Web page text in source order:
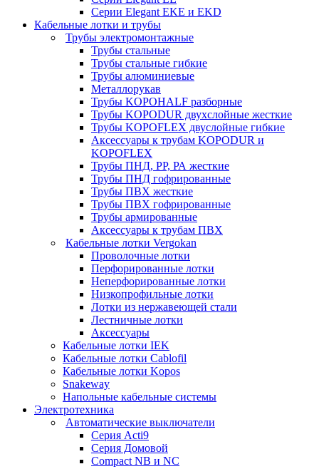
Серии Elegant EKE и EKD
Кабельные лотки и трубы
Трубы электромонтажные
Трубы стальные
Трубы стальные гибкие
Трубы алюминиевые
Металлорукав
Трубы KOPOHALF разборные
Трубы KOPODUR двухслойные жесткие
Трубы KOPOFLEX двуслойные гибкие
Аксессуары к трубам KOPODUR и
KOPOFLEX
Трубы ПНД, РР, РА жесткие
Трубы ПНД гофрированные
Трубы ПВХ жесткие
Трубы ПВХ гофрированные
Трубы армированные
Аксессуары к трубам ПВХ
Кабельные лотки Vergokan
Проволочные лотки
Перфорированные лотки
Неперфорированные лотки
Низкопрофильные лотки
Лотки из нержавеющей стали
Лестничные лотки
Аксессуары
Кабельные лотки IEK
Кабельные лотки Cablofil
Кабельные лотки Kopos
Snakeway
Напольные кабельные системы
Электротехника
Автоматические выключатели
Серия Acti9
Серия Домовой
Compact NB и NC